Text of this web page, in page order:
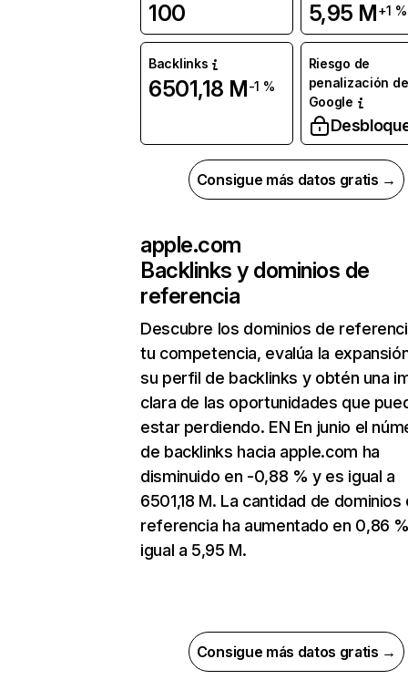
100 5,95 M+1 %
Backlinks
6501,18 M-1 %
Riesgo de
penalización de
Google
Consigue más datos gratis →
apple.com
Backlinks y dominios de
referencia
Descubre los dominios de
tu competencia, evalúa la
su perfil de backlinks y obtén una
clara de las oportunidades que
estar perdiendo. EN En junio el
de backlinks hacia apple.com ha
disminuido en -0,88 % y es igual a
6501,18 M. La cantidad de dominios
referencia ha aumentado en 0,86
igual a 5,95 M.
Consigue más datos gratis →